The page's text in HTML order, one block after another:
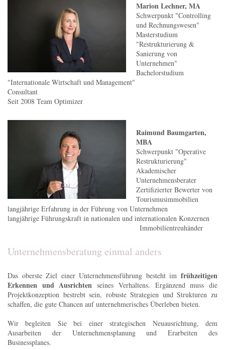
Marion Lechner, MA
Schwerpunkt "Controlling
und Rechnungswesen"
Masterstudium
"Restrukturierung &
Sanierung von
Unternehmen"
Bachelorstudium
"Internationale Wirtschaft und Management"
Consultant
Seit 2008 Team Optimizer
Raimund Baumgarten,
MBA
Schwerpunkt "Operative
Restrukturierung"
Akademischer
Unternehmensberater
Zertifizierter Bewerter von
Tourismusimmobilien
langjährige Erfahrung in der Führung von Unternehmen
langjährige Führungskraft in nationalen und internationalen Konzernen
Immobilientreuhänder
Unternehmensberatung einmal anders
Das oberste Ziel einer Unternehmensführung besteht im frühzeitigen
Erkennen und Ausrichten seines Verhaltens. Ergänzend muss die
Projektkonzeption bestrebt sein, robuste Strategien und Strukturen zu
schaffen, die gute Chancen auf unternehmerisches Überleben bieten.
Wir begleiten Sie bei einer strategischen Neuausrichtung, dem
Ausarbeiten der Unternehmensplanung und Erarbeiten des
Businessplanes.